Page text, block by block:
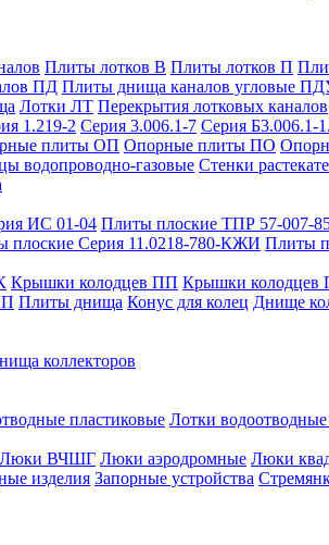
Плиты лотков В Плиты лотков П
ПД Плиты днища каналов угловые
Лотки ЛТ Перекрытия лотковых каналов
1.219-2 Серия 3.006.1-7 Серия Б3.006.1-
плиты ОП Опорные плиты ПО
водопроводно-газовые Стенки
ИС 01-04 Плиты плоские ТПР 57-007-
плоские Серия 11.0218-780-КЖИ Плиты
Крышки колодцев ПП Крышки колодцев
Плиты днища Конус для колец Днище
коллекторов
пластиковые Лотки
Люки ВЧШГ Люки аэродромные Люки
изделия Запорные устройства